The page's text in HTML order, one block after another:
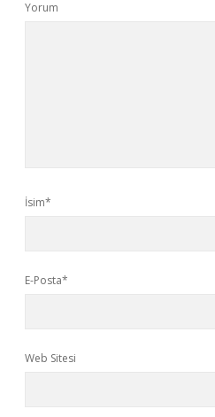
Yorum
İsim*
E-Posta*
Web Sitesi